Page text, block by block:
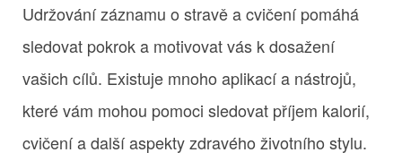
Udržování záznamu o stravě a cvičení pomáhá
sledovat pokrok a motivovat vás k dosažení
vašich cílů. Existuje mnoho aplikací a nástrojů,
které vám mohou pomoci sledovat příjem kalorií,
cvičení a další aspekty zdravého životního stylu.